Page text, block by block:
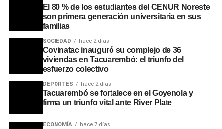
encuentro.
Portal del Norte
El 80 % de los estudiantes del CENUR Noreste
son primera generación universitaria en sus
familias
SOCIEDAD hace 2 días
Covinatac inauguró su complejo de 36
viviendas en Tacuarembó: el triunfo del
esfuerzo colectivo
DEPORTES hace 2 días
Tacuarembó se fortalece en el Goyenola y
firma un triunfo vital ante River Plate
ECONOMÍA hace 7 días